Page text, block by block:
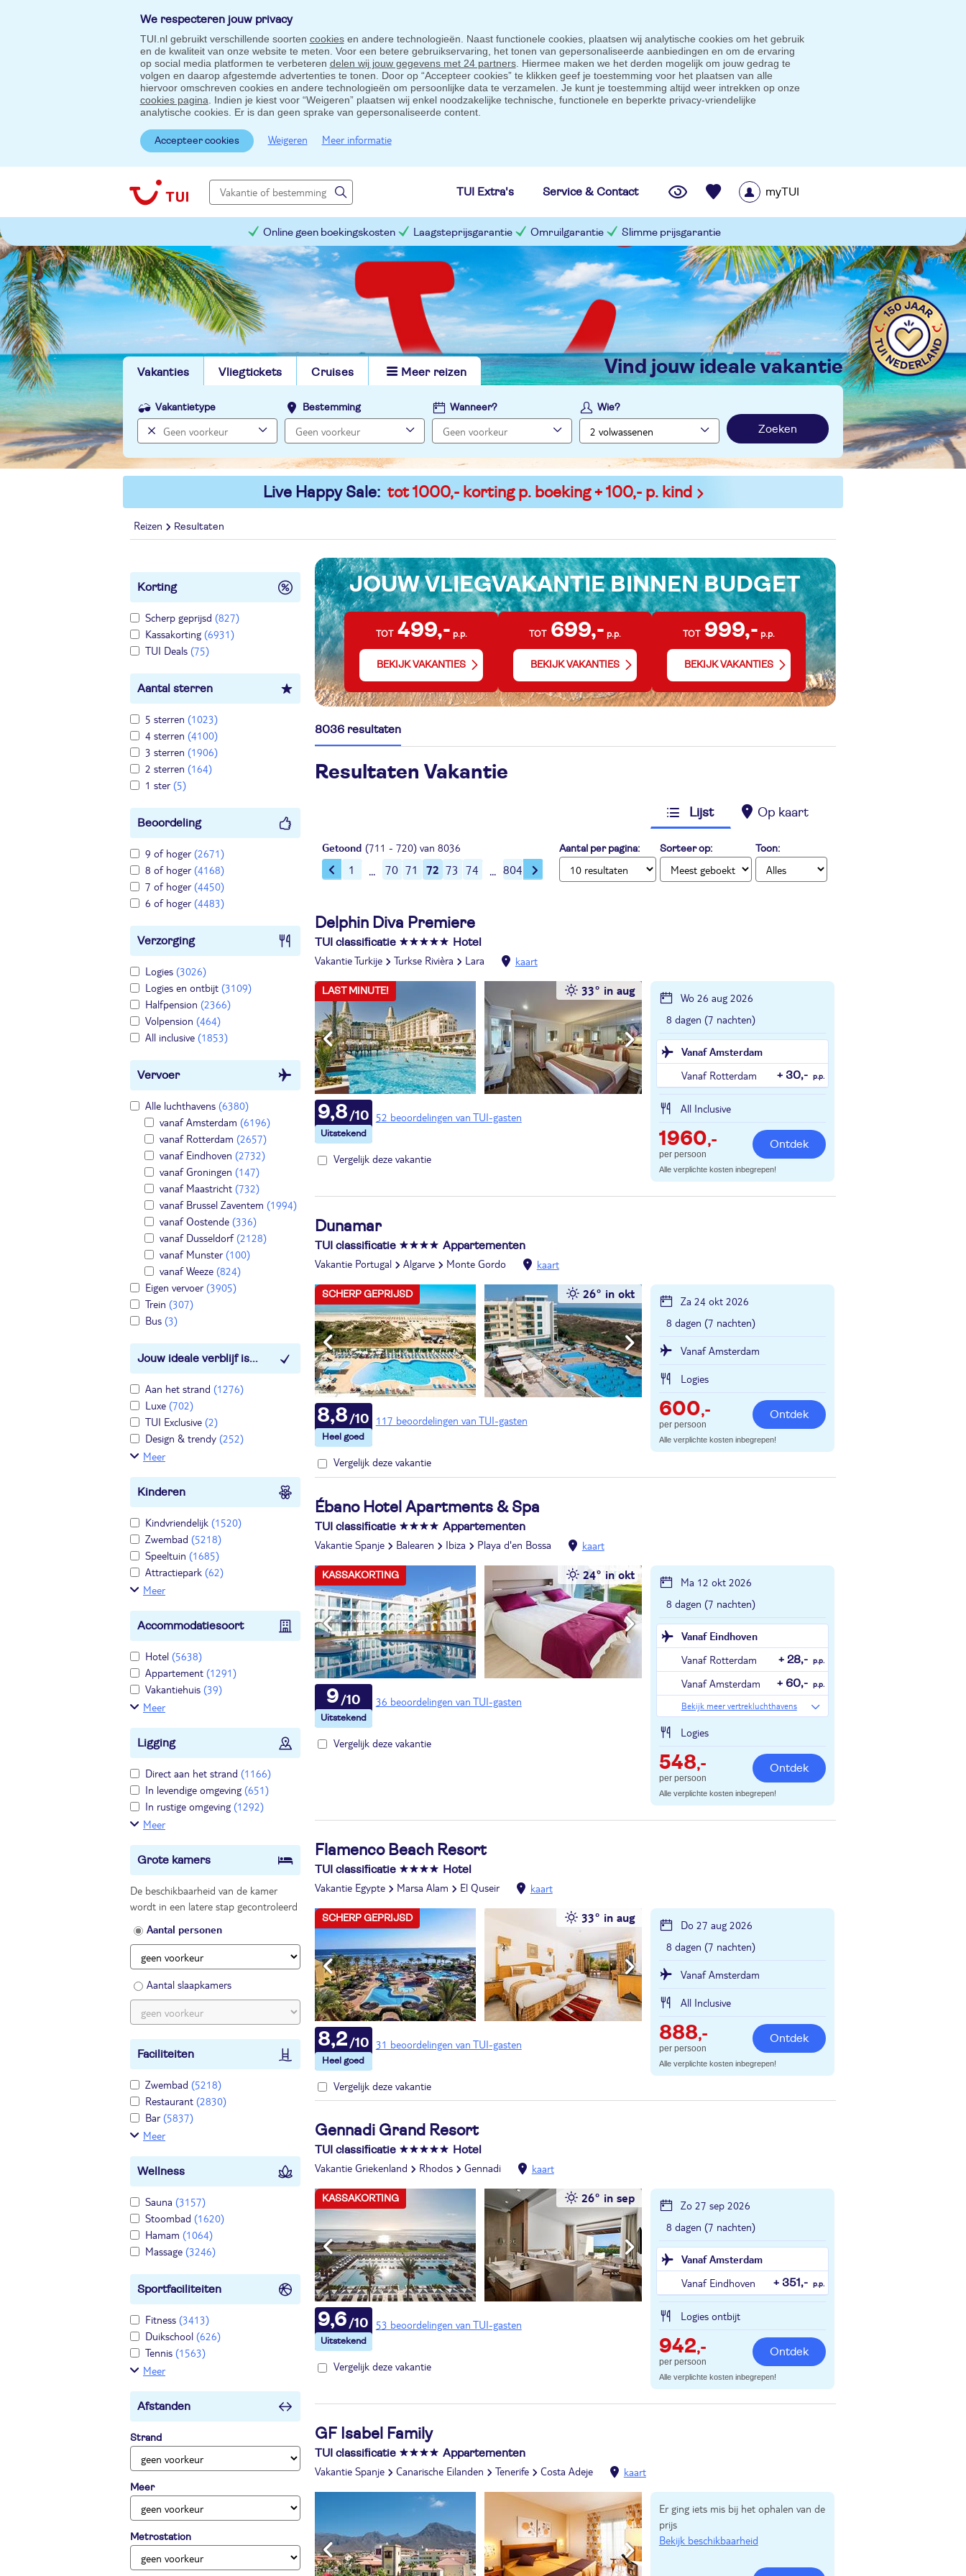
We respecteren jouw privacy
TUI.nl gebruikt verschillende soorten cookiesen andere technologieën. Naast functionele cookies, plaatsen wij analytische cookies om het gebruik
en de kwaliteit van onze website te meten. Voor een betere gebruikservaring, het tonen van gepersonaliseerde aanbiedingen en om de ervaring
op social media platformen te verbeteren delen wij jouw gegevens met 24 partners. Hiermee maken we het derden mogelijk om jouw gedrag te
volgen en daarop afgestemde advertenties te tonen. Door op “Accepteer cookies” te klikken geef je toestemming voor het plaatsen van alle
hiervoor omschreven cookies en andere technologieën om persoonlijke data te verzamelen. Je kunt je toestemming altijd weer intrekken op onze
cookies pagina . Indien je kiest voor “Weigeren” plaatsen wij enkel noodzakelijke technische, functionele en beperkte privacy-vriendelijke
analytische cookies. Er is dan geen sprake van gepersonaliseerde content.
Accepteer cookies Weigeren Meer informatie
TUI Extra's Service & Contact myTUI
Online geen boekingskosten Laagsteprijsgarantie Omruilgarantie Slimme prijsgarantie
Vakanties Vliegtickets Cruises Meer reizen vind jouw ideale vakantie
Vakantietype Bestemming Wanneer? Wie?
Zoeken
Live Happy Sale: tot 1000,- korting p. boeking + 100,- p. kind
Reizen Resultaten
Korting
Scherp geprijsd (827)
Kassakorting (6931)
TUI Deals (75)
Aantal sterren
5 sterren (1023)
4 sterren (4100)
3 sterren (1906)
2 sterren (164)
1 ster(5)
Beoordeling
9 of hoger(2671)
8 of hoger(4168)
7 of hoger(4450)
6 of hoger(4483)
Verzorging
Logies (3026)
Logies en ontbijt (3109)
Halfpension (2366)
Volpension (464)
All inclusive (1853)
Vervoer
Alle luchthavens (6380)
vanaf Amsterdam (6196)
vanaf Rotterdam (2657)
vanaf Eindhoven (2732)
vanaf Groningen (147)
vanaf Maastricht (732)
vanaf Brussel Zaventem (1994)
vanaf Oostende (336)
vanaf Dusseldorf(2128)
vanaf Munster(100)
vanaf Weeze (824)
Eigen vervoer(3905)
Trein (307)
Bus (3)
Jouw ideale verblijf is...
Aan het strand (1276)
Luxe (702)
TUI Exclusive (2)
Design & trendy (252)
Meer
Kinderen
Kindvriendelijk (1520)
Zwembad (5218)
Speeltuin (1685)
Attractiepark (62)
Meer
Accommodatiesoort
Hotel (5638)
Appartement (1291)
Vakantiehuis (39)
Meer
Ligging
Direct aan het strand (1166)
In levendige omgeving (651)
In rustige omgeving (1292)
Meer
Grote kamers
De beschikbaarheid van de kamer
wordt in een latere stap gecontroleerd
Aantal personen
Aantal slaapkamers
Faciliteiten
Zwembad (5218)
Restaurant (2830)
Bar(5837)
Meer
Wellness
Sauna (3157)
Stoombad (1620)
Hamam (1064)
Massage (3246)
Sportfaciliteiten
Fitness (3413)
Duikschool (626)
Tennis (1563)
Meer
Afstanden
Strand
Meer
Metrostation
JOUW VLIEGVAKANTIE BINNEN BUDGET
TOT 499,- p.p.
BEKIJK VAKANTIES
TOT 699,- p.p.
BEKIJK VAKANTIES
TOT 999,- p.p.
BEKIJK VAKANTIES
8036 resultaten
Resultaten Vakantie
Lijst Op kaart
Getoond (711 - 720) van 8036
1 70 71 72 73 74 804
Aantal per pagina: Sorteer op: Toon:
Delphin Diva Premiere
TUI classificatie Hotel
Vakantie Turkije Turkse Rivièra Lara kaart
33° in aug
LAST MINUTE!
52 beoordelingen van TUI-gasten
9,8
Vergelijk deze vakantie
Wo 26 aug 2026
8 dagen (7 nachten)
Vanaf Amsterdam
Vanaf Rotterdam
+ 30,- p.p.
All Inclusive
1960,-
per persoon
Ontdek
Alle verplichte kosten inbegrepen!
Dunamar
TUI classificatie Appartementen
Vakantie Portugal Algarve Monte Gordo kaart
26° in okt
SCHERP GEPRIJSD
117 beoordelingen van TUI-gasten
8,8
Vergelijk deze vakantie
Za 24 okt 2026
8 dagen (7 nachten)
Vanaf Amsterdam
Logies
600,-
per persoon
Ontdek
Alle verplichte kosten inbegrepen!
Ébano Hotel Apartments & Spa
TUI classificatie Appartementen
Vakantie Spanje Balearen Ibiza Playa d'en Bossa kaart
24° in okt
KASSAKORTING
36 beoordelingen van TUI-gasten
9
Vergelijk deze vakantie
Ma 12 okt 2026
8 dagen (7 nachten)
Vanaf Eindhoven
Vanaf Rotterdam
+ 28,- p.p.
Vanaf Amsterdam + 60,- p.p.
Bekijk meer vertrekluchthavens
Logies
548,-
per persoon
Ontdek
Alle verplichte kosten inbegrepen!
Flamenco Beach Resort
TUI classificatie Hotel
Vakantie Egypte Marsa Alam El Quseir kaart
33° in aug
SCHERP GEPRIJSD
31 beoordelingen van TUI-gasten
8,2
Vergelijk deze vakantie
Do 27 aug 2026
8 dagen (7 nachten)
Vanaf Amsterdam
All Inclusive
888,-
per persoon
Ontdek
Alle verplichte kosten inbegrepen!
Gennadi Grand Resort
TUI classificatie Hotel
Vakantie Griekenland Rhodos Gennadi kaart
26° in sep
KASSAKORTING
53 beoordelingen van TUI-gasten
9,6
Vergelijk deze vakantie
Zo 27 sep 2026
8 dagen (7 nachten)
Vanaf Amsterdam
Vanaf Eindhoven
+ 351,- p.p.
Logies ontbijt
942,-
per persoon
Ontdek
Alle verplichte kosten inbegrepen!
GF Isabel Family
TUI classificatie Appartementen
Vakantie Spanje Canarische Eilanden Tenerife Costa Adeje kaart
Er ging iets mis bij het ophalen van de
prijs
Bekijk beschikbaarheid